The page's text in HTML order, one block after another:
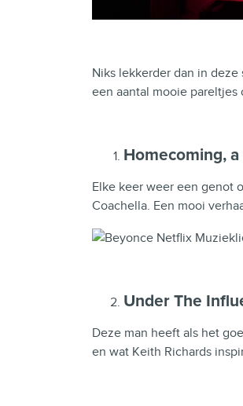
Niks lekkerder dan in
een aantal mooie pareltjes
Homecoming,
Elke keer weer een genot
Coachella. Een mooi
Under The
Deze man heeft als het
en wat Keith Richards